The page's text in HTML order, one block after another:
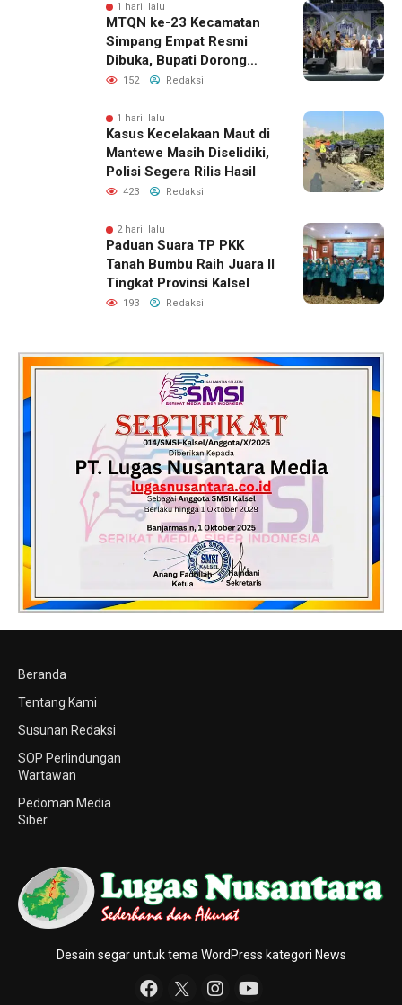
1 hari lalu
MTQN ke-23 Kecamatan
Simpang Empat Resmi
Dibuka, Bupati Dorong
Lahirnya Generasi Qur’ani
152 Redaksi
1 hari lalu
Kasus Kecelakaan Maut di
Mantewe Masih Diselidiki,
Polisi Segera Rilis Hasil
423 Redaksi
2 hari lalu
Paduan Suara TP PKK
Tanah Bumbu Raih Juara II
Tingkat Provinsi Kalsel
193 Redaksi
Beranda
Tentang Kami
Susunan Redaksi
SOP Perlindungan
Wartawan
Pedoman Media
Siber
Desain segar untuk tema WordPress kategori News